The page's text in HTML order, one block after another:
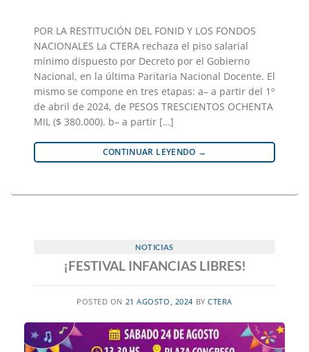
POR LA RESTITUCIÓN DEL FONID Y LOS FONDOS
NACIONALES La CTERA rechaza el piso salarial
mínimo dispuesto por Decreto por el Gobierno
Nacional, en la última Paritaria Nacional Docente. El
mismo se compone en tres etapas: a– a partir del 1º
de abril de 2024, de PESOS TRESCIENTOS OCHENTA
MIL ($ 380.000). b– a partir […]
CONTINUAR LEYENDO →
NOTICIAS
¡FESTIVAL INFANCIAS LIBRES!
POSTED ON 21 AGOSTO, 2024 BYCTERA